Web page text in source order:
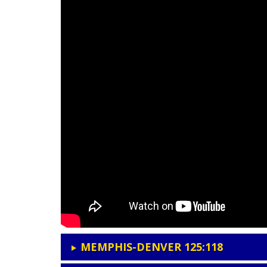
MEMPHIS-DENVER 125:118